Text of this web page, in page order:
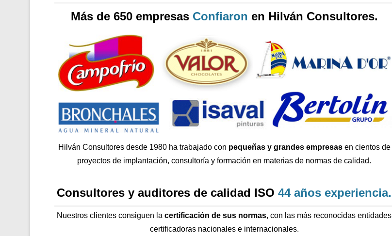
Más de 650 empresas Confiaron en Hilván Consultores.
Hilván Consultores desde 1980 ha trabajado con pequeñas y grandes empresas en cientos de
proyectos de implantación, consultoría y formación en materias de normas de calidad.
Consultores y auditores de calidad ISO 44 años experiencia.
Nuestros clientes consiguen la certificación de sus normas, con las más reconocidas entidades
certificadoras nacionales e internacionales.